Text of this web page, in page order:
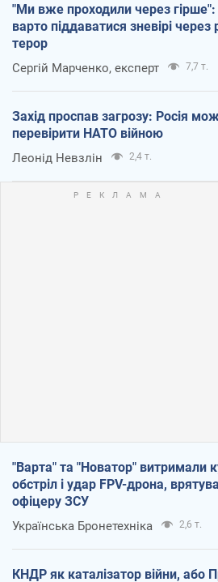
"Ми вже проходили через гірше":
варто піддаватися зневірі через
терор
Сергій Марченко, експерт 7,7 т.
Захід проспав загрозу: Росія
перевірити НАТО війною
Леонід Невзлін 2,4 т.
"Варта" та "Новатор" витримали
обстріл і удар FPV-дрона,
офіцеру ЗСУ
Українська Бронетехніка 2,6 т.
КНДР як каталізатор війни, або